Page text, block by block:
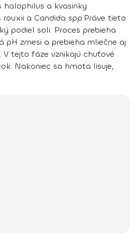
halophilus a kvasinky
a Candida spp.Práve tieto
podiel soli. Proces prebieha
pH zmesi a prebieha mliečne aj
V tejto fáze vznikajú chuťové
Nakoniec sa hmota lisuje,